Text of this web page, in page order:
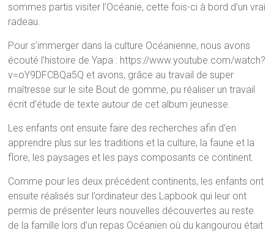
sommes partis visiter l’Océanie, cette fois-ci à bord d’un vrai
radeau.
Pour s’immerger dans la culture Océanienne, nous avons
écouté l’histoire de Yapa : https://www.youtube.com/watch?
v=oY9DFCBQa5Q et avons, grâce au travail de super
maîtresse sur le site Bout de gomme, pu réaliser un travail
écrit d’étude de texte autour de cet album jeunesse.
Les enfants ont ensuite faire des recherches afin d’en
apprendre plus sur les traditions et la culture, la faune et la
flore, les paysages et les pays composants ce continent.
Comme pour les deux précédent continents, les enfants ont
ensuite réalisés sur l’ordinateur des Lapbook qui leur ont
permis de présenter leurs nouvelles découvertes au reste
de la famille lors d’un repas Océanien où du kangourou était